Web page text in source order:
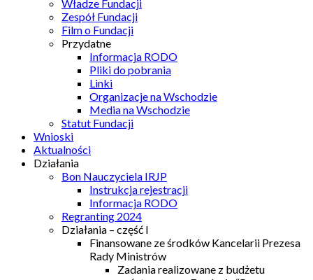
Władze Fundacji
Zespół Fundacji
Film o Fundacji
Przydatne
Informacja RODO
Pliki do pobrania
Linki
Organizacje na Wschodzie
Media na Wschodzie
Statut Fundacji
Wnioski
Aktualności
Działania
Bon Nauczyciela IRJP
Instrukcja rejestracji
Informacja RODO
Regranting 2024
Działania – część I
Finansowane ze środków Kancelarii Prezesa
Rady Ministrów
Zadania realizowane z budżetu